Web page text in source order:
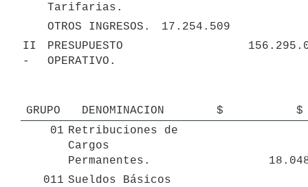
Tarifarias.
OTROS INGRESOS.
17.254.509
II
-
PRESUPUESTO
OPERATIVO.
GRUPO DENOMINACION $
01 Retribuciones de
Cargos
Permanentes.
011 Sueldos Básicos